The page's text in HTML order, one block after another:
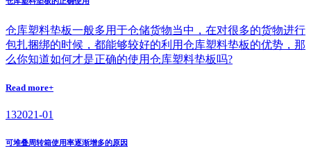
仓库塑料垫板一般多用于仓储货物当中，在对很多的货物进行
包扎捆绑的时候，都能够较好的利用仓库塑料垫板的优势，那
么你知道如何才是正确的使用仓库塑料垫板吗?
Read more+
132021-01
可堆叠周转箱使用率逐渐增多的原因